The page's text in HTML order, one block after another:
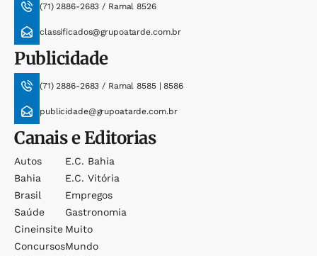
(71) 2886-2683 / Ramal 8526
classificados@grupoatarde.com.br
Publicidade
(71) 2886-2683 / Ramal 8585 | 8586
publicidade@grupoatarde.com.br
Canais e Editorias
Autos
Bahia
Brasil
Saúde
Cineinsite
Concursos
E.c. Bahia
E.c. Vitória
Empregos
Gastronomia
Muito
Mundo